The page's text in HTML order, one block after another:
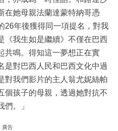
在她母親法蘭達蒙特納哥憑
26年後獲得同一項提名，對我
《我生如是繼續》不僅在巴西
共鳴。得知這一夢想正在實
是對巴西人民和巴西文化中過
對我們影片的主人翁尤妮絲帕
孩子的母親，透過她對抗不
。」
廣告